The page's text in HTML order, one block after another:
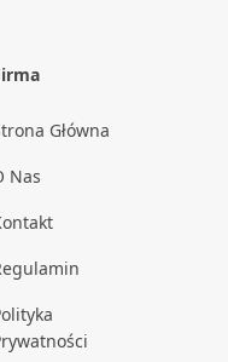
Główna
Nas